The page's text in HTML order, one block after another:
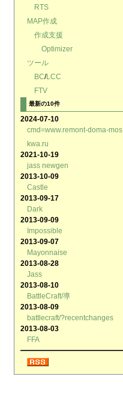
RTS
MAP作成
作成支援
Optimizer
ツール
BC/LCC
FTV
最新の10件
2024-07-10
cmd=www.remont-doma-mos
kwa.ru
2021-10-19
jass newgen
2013-10-09
Castle
2013-09-17
Dark
2013-09-09
Impossible
2013-09-07
Mayonnaise
2013-08-28
Jass
2013-08-10
BattleCraft/導
2013-08-09
battlecraft/?recentchanges
2013-08-03
FFA